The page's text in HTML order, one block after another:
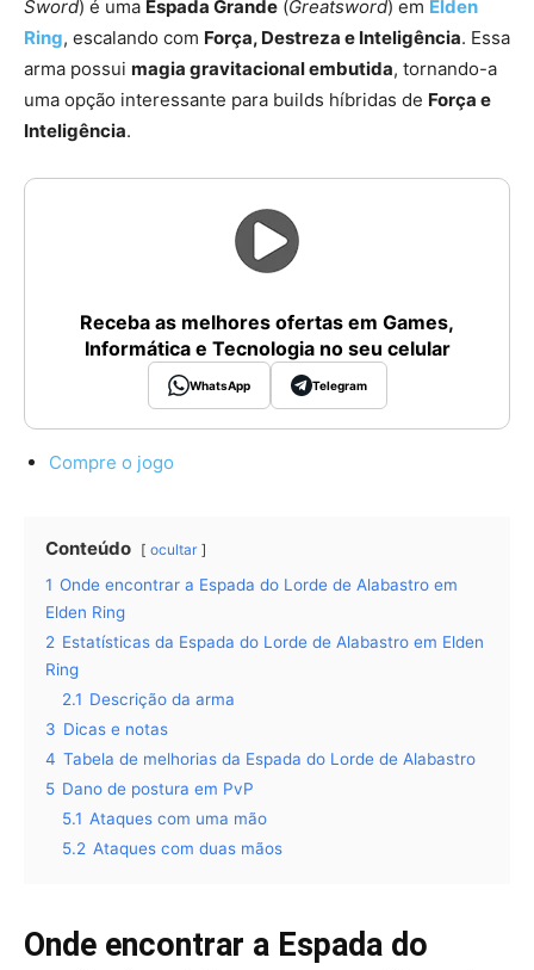
Sword) é uma Espada Grande (Greatsword) em Elden
Ring, escalando com Força, Destreza e Inteligência. Essa
arma possui magia gravitacional embutida, tornando-a
uma opção interessante para builds híbridas de Força e
Inteligência.
Receba as melhores ofertas em Games,
Informática e Tecnologia no seu celular
WhatsApp Telegram
Compre o jogo
Conteúdo ocultar
1 Onde encontrar a Espada do Lorde de Alabastro em
Elden Ring
2 Estatísticas da Espada do Lorde de Alabastro em Elden
Ring
2.1 Descrição da arma
3 Dicas e notas
4 Tabela de melhorias da Espada do Lorde de Alabastro
5 Dano de postura em PvP
5.1 Ataques com uma mão
5.2 Ataques com duas mãos
Onde encontrar a Espada do